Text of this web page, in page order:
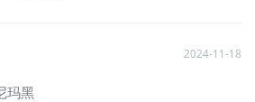
2024-11-18
玛黑